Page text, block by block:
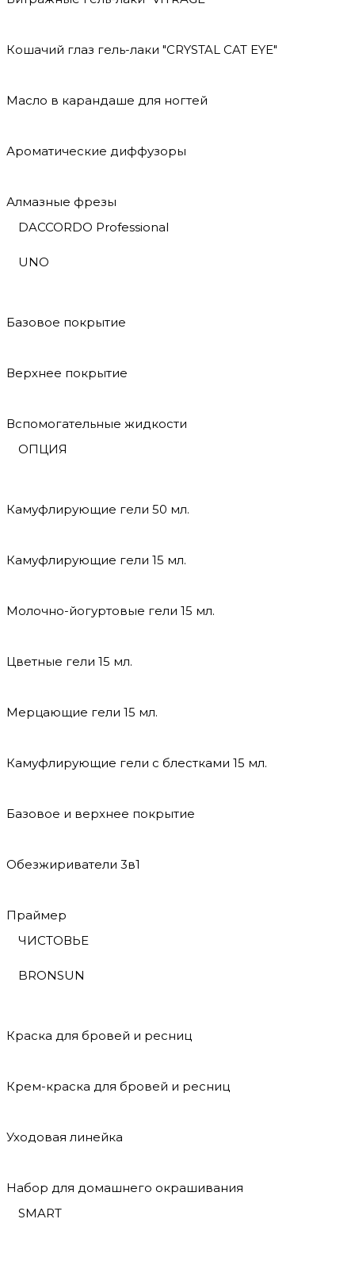
Кошачий глаз гель-лаки "CRYSTAL CAT EYE"
Масло в карандаше для ногтей
Ароматические диффузоры
Алмазные фрезы
DACCORDO Professional
UNO
Базовое покрытие
Верхнее покрытие
Вспомогательные жидкости
ОПЦИЯ
Камуфлирующие гели 50 мл.
Камуфлирующие гели 15 мл.
Молочно-йогуртовые гели 15 мл.
Цветные гели 15 мл.
Мерцающие гели 15 мл.
Камуфлирующие гели с блестками 15 мл.
Базовое и верхнее покрытие
Обезжириватели 3в1
Праймер
ЧИСТОВЬЕ
BRONSUN
Краска для бровей и ресниц
Крем-краска для бровей и ресниц
Уходовая линейка
Набор для домашнего окрашивания
SMART